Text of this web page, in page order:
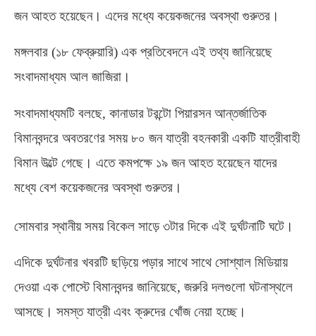
জন আহত হয়েছেন। এদের মধ্যে কয়েকজনের অবস্থা গুরুতর।
মঙ্গলবার (১৮ ফেব্রুয়ারি) এক প্রতিবেদনে এই তথ্য জানিয়েছে
সংবাদমাধ্যম আল জাজিরা।
সংবাদমাধ্যমটি বলছে, কানাডার টরন্টো পিয়ারসন আন্তর্জাতিক
বিমানবন্দরে অবতরণের সময় ৮০ জন যাত্রী বহনকারী একটি যাত্রীবাহী
বিমান উল্টে গেছে। এতে কমপক্ষে ১৯ জন আহত হয়েছেন যাদের
মধ্যে বেশ কয়েকজনের অবস্থা গুরুতর।
সোমবার স্থানীয় সময় বিকেল সাড়ে ৩টার দিকে এই দুর্ঘটনাটি ঘটে।
এদিকে দুর্ঘটনার খবরটি ছড়িয়ে পড়ার সাথে সাথে সোশ্যাল মিডিয়ায়
দেওয়া এক পোস্টে বিমানবন্দর জানিয়েছে, জরুরি দলগুলো ঘটনাস্থলে
আসছে। সমস্ত যাত্রী এবং ক্রুদের খোঁজ নেয়া হচ্ছে।